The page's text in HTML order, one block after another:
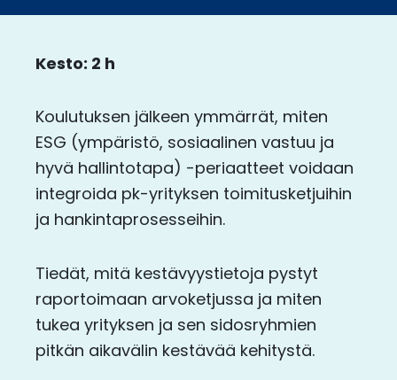
Kesto: 2 h
Koulutuksen jälkeen ymmärrät, miten
ESG (ympäristö, sosiaalinen vastuu ja
hyvä hallintotapa) -periaatteet voidaan
integroida pk-yrityksen toimitusketjuihin
ja hankintaprosesseihin.
Tiedät, mitä kestävyystietoja pystyt
raportoimaan arvoketjussa ja miten
tukea yrityksen ja sen sidosryhmien
pitkän aikavälin kestävää kehitystä.